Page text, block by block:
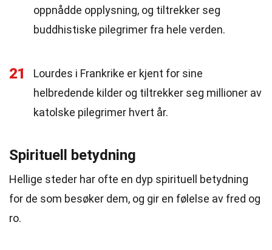
oppnådde opplysning, og tiltrekker seg
buddhistiske pilegrimer fra hele verden.
21
Lourdes i Frankrike er kjent for sine
helbredende kilder og tiltrekker seg millioner av
katolske pilegrimer hvert år.
Spirituell betydning
Hellige steder har ofte en dyp spirituell betydning
for de som besøker dem, og gir en følelse av fred og
ro.